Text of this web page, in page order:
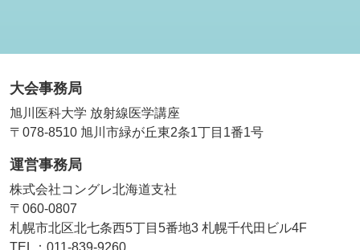
大会事務局
旭川医科大学 放射線医学講座
〒078-8510 旭川市緑が丘東2条1丁目1番1号
運営事務局
株式会社コングレ北海道支社
〒060-0807
札幌市北区北七条西5丁目5番地3 札幌千代田ビル4F
TEL：011-839-9260